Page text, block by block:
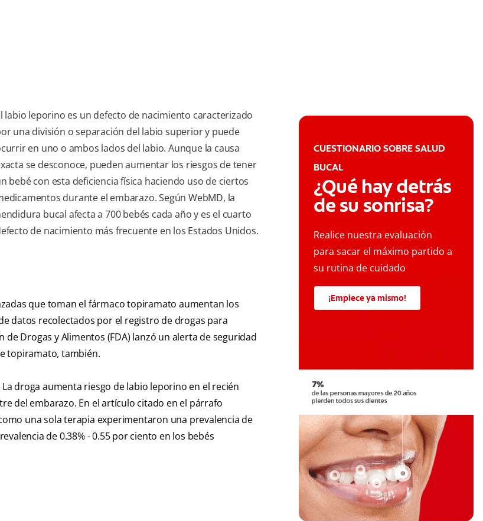
labio leporino es un defecto de nacimiento caracterizado
una división o separación del labio superior y puede
en uno o ambos lados del labio. Aunque la causa
se desconoce, pueden aumentar los riesgos de tener
bebé con esta deficiencia física haciendo uso de ciertos
durante el embarazo. Según WebMD, la
bucal afecta a 700 bebés cada año y es el cuarto
de nacimiento más frecuente en los Estados Unidos.
que toman el fármaco topiramato aumentan los
datos recolectados por el registro de drogas para
Drogas y Alimentos (FDA) lanzó un alerta de seguridad
topiramato, también.
droga aumenta riesgo de labio leporino en el recién
del embarazo. En el artículo citado en el párrafo
una sola terapia experimentaron una prevalencia de
de 0.38% - 0.55 por ciento en los bebés
CUESTIONARIO SOBRE SALUD
BUCAL
¿Qué hay detrás
de su sonrisa?
Realice nuestra evaluación
para sacar el máximo partido a
su rutina de cuidado
¡Empiece ya mismo!